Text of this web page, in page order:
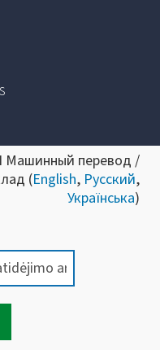
Машинный перевод /
(English, Русский,
Українська)